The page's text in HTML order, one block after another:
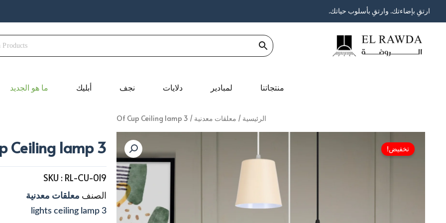
تخطيارتقِ بإضاءتك. وارتقِ بأسلوب حياتك.
منتجاتنا لمبادير دلايات نجف أبليك ما هو الجديد
الرئيسية / معلقات معدنية / 3 Of Cup Ceiling lamp
تخفيض! 3 Of Cup Ceiling lamp
SKU : RL-CU-019
الصنف معلقات معدنية
3 lights ceiling lamp